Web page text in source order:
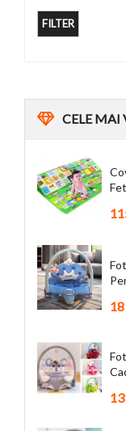
FILTER
CELEMAI